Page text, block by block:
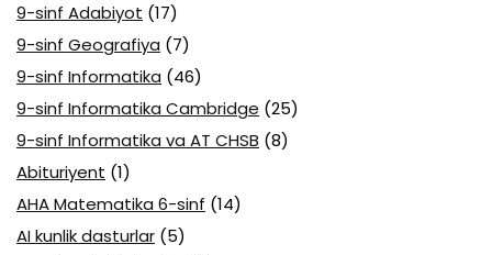
9-sinf Adabiyot (17)
9-sinf Geografiya (7)
9-sinf Informatika (46)
9-sinf Informatika Cambridge (25)
9-sinf Informatika va AT CHSB (8)
Abituriyent (1)
AHA Matematika 6-sinf (14)
AI kunlik dasturlar (5)